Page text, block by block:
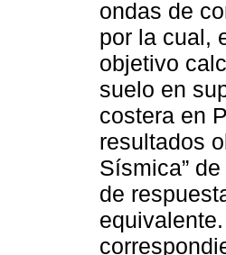
ondas de
por la cual,
objetivo
suelo en
costera en
resultados
Sísmica”
de